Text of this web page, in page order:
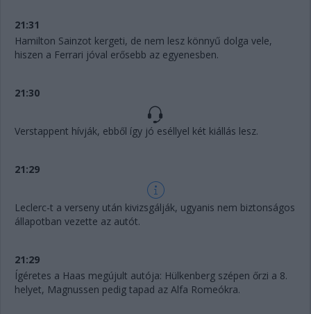
21:31
Hamilton Sainzot kergeti, de nem lesz könnyű dolga vele,
hiszen a Ferrari jóval erősebb az egyenesben.
21:30
Verstappent hívják, ebből így jó eséllyel két kiállás lesz.
21:29
Leclerc-t a verseny után kivizsgálják, ugyanis nem biztonságos
állapotban vezette az autót.
21:29
Ígéretes a Haas megújult autója: Hülkenberg szépen őrzi a 8.
helyet, Magnussen pedig tapad az Alfa Romeókra.